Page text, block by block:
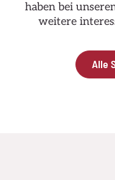
haben bei
weitere
Alle